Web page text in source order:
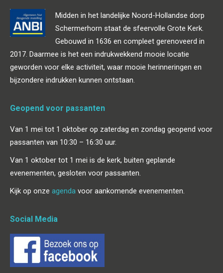
Midden in het landelijke Noord-Hollandse dorp
Schermerhorn staat de sfeervolle Grote Kerk.
Gebouwd in 1636 en compleet gerenoveerd in
2017. Daarmee is het een indrukwekkend mooie locatie
geworden voor elke activiteit, waar mooie herinneringen en
bijzondere indrukken kunnen ontstaan.
Geopend voor passanten
Van 1 mei tot 1 oktober op zaterdag en zondag geopend voor
passanten van 10:30 – 16:30 uur.
Van 1 oktober tot 1 mei is de kerk, buiten geplande
evenementen, gesloten voor passanten.
Kijk op onze agenda voor aankomende evenementen.
Social Media